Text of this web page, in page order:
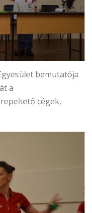
bemutatója
a
cégek,